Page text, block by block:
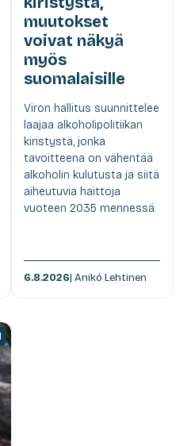
muutokset
voivat näkyä
myös
suomalaisille
Viron hallitus suunnittelee
laajaa alkoholipolitiikan
kiristystä, jonka
tavoitteena on vähentää
alkoholin kulutusta ja siitä
aiheutuvia haittoja
vuoteen 2035 mennessä.
6.8.2026| Anikó Lehtinen